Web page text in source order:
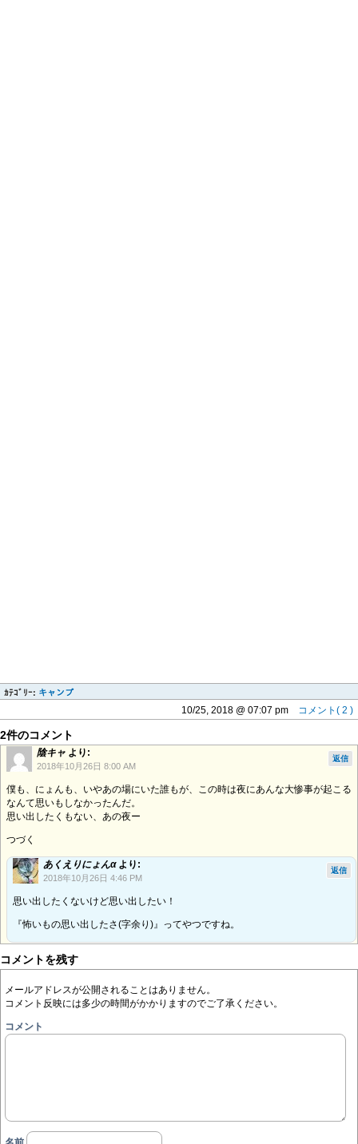
ｶﾃｺﾞﾘｰ: キャンプ
10/25, 2018 @ 07:07 pm コメント( 2 )
2件のコメント
陰キャ より:
2018年10月26日 8:00 AM
僕も、にょんも、いやあの場にいた誰もが、この時は夜にあんな大惨事が起こる
なんて思いもしなかったんだ。
思い出したくもない、あの夜ー
つづく
返信
あくえりにょんα より:
2018年10月26日 4:46 PM
思い出したくないけど思い出したい！
『怖いもの思い出したさ(字余り)』ってやつですね。
返信
コメントを残す
メールアドレスが公開されることはありません。
コメント反映には多少の時間がかかりますのでご了承ください。
コメント